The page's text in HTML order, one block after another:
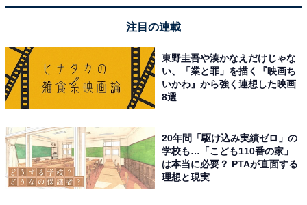
注目の連載
東野圭吾や湊かなえだけじゃな
い、「業と罪」を描く『映画ち
いかわ』から強く連想した映画
8選
20年間「駆け込み実績ゼロ」の
学校も…「こども110番の家」
は本当に必要？ PTAが直面する
理想と現実